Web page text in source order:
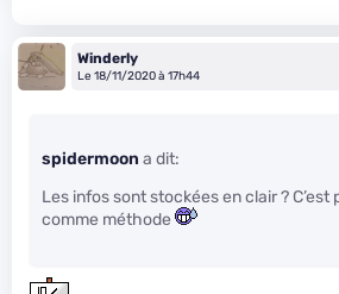
Winderly
Le 18/11/2020 à 17h44
spidermoon a dit:
Les infos sont stockées en clair ?
comme méthode